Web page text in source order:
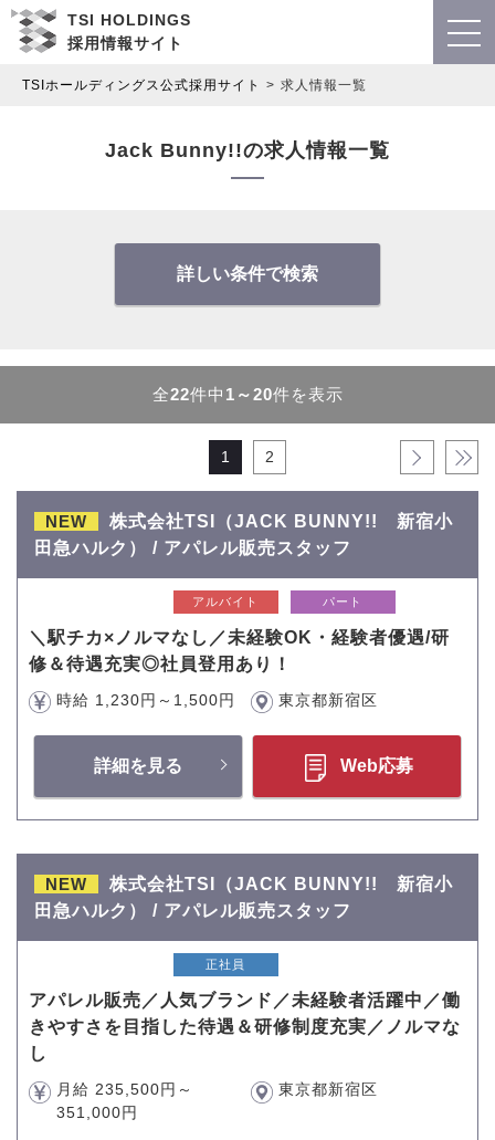
TSI HOLDINGS
採用情報サイト
TSIホールディングス公式採用サイト 求人情報一覧
Jack Bunny!!の求人情報一覧
詳しい条件で検索
全22件中 1～20件を表示
1 2 › »
NEW
株式会社TSI（JACK BUNNY!! 新宿小
田急ハルク） / アパレル販売スタッフ
アルバイト パート
＼駅チカ×ノルマなし／未経験OK・経験者優遇/研
修＆待遇充実◎社員登用あり！
時給 1,230円～1,500円 東京都新宿区
詳細を見る Web応募
NEW
株式会社TSI（JACK BUNNY!! 新宿小
田急ハルク） / アパレル販売スタッフ
正社員
アパレル販売／人気ブランド／未経験者活躍中／働
きやすさを目指した待遇＆研修制度充実／ノルマな
し
月給 235,500円～
351,000円
東京都新宿区